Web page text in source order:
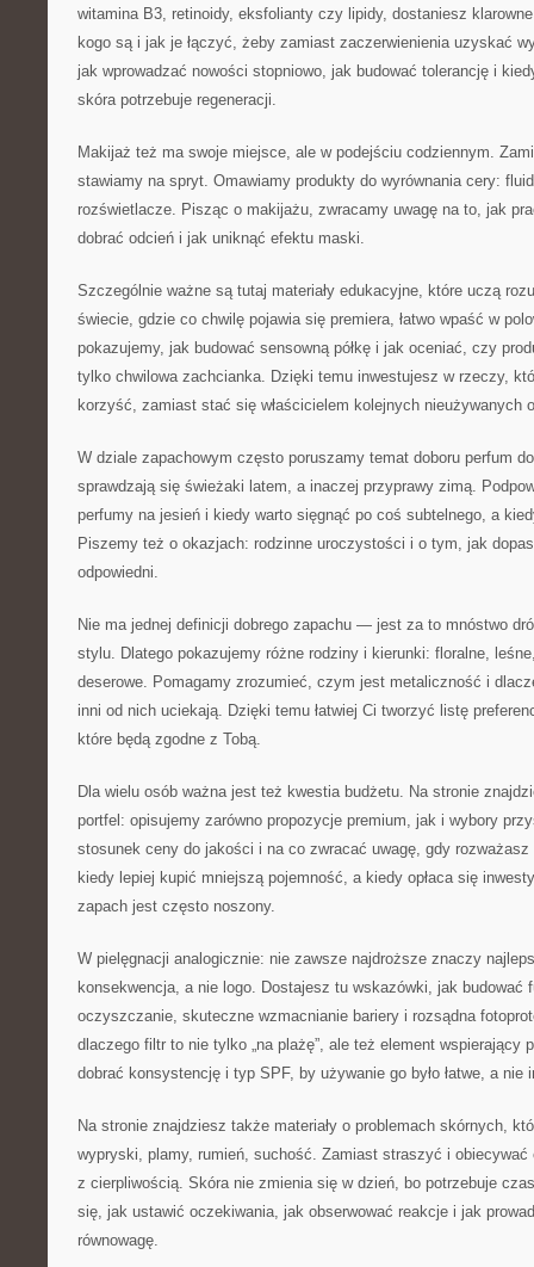
witamina B3, retinoidy, eksfolianty czy lipidy, dostaniesz
kogo są i jak je łączyć, żeby zamiast zaczerwienienia uzyskać
jak wprowadzać nowości stopniowo, jak budować tolerancję i
skóra potrzebuje regeneracji.
Makijaż też ma swoje miejsce, ale w podejściu codziennym.
stawiamy na spryt. Omawiamy produkty do wyrównania cery:
rozświetlacze. Pisząc o makijażu, zwracamy uwagę na to, jak
dobrać odcień i jak uniknąć efektu maski.
Szczególnie ważne są tutaj materiały edukacyjne, które uczą
świecie, gdzie co chwilę pojawia się premiera, łatwo wpaść w
pokazujemy, jak budować sensowną półkę i jak oceniać, czy
tylko chwilowa zachcianka. Dzięki temu inwestujesz w rzeczy,
korzyść, zamiast stać się właścicielem kolejnych nieużywanych
W dziale zapachowym często poruszamy temat doboru perfum
sprawdzają się świeżaki latem, a inaczej przyprawy zimą.
perfumy na jesień i kiedy warto sięgnąć po coś subtelnego, a
Piszemy też o okazjach: rodzinne uroczystości i o tym, jak
odpowiedni.
Nie ma jednej definicji dobrego zapachu — jest za to mnóstwo
stylu. Dlatego pokazujemy różne rodziny i kierunki: floralne,
deserowe. Pomagamy zrozumieć, czym jest metaliczność i
inni od nich uciekają. Dzięki temu łatwiej Ci tworzyć listę
które będą zgodne z Tobą.
Dla wielu osób ważna jest też kwestia budżetu. Na stronie
portfel: opisujemy zarówno propozycje premium, jak i wybory
stosunek ceny do jakości i na co zwracać uwagę, gdy rozważasz
kiedy lepiej kupić mniejszą pojemność, a kiedy opłaca się
zapach jest często noszony.
W pielęgnacji analogicznie: nie zawsze najdroższe znaczy
konsekwencja, a nie logo. Dostajesz tu wskazówki, jak budować
oczyszczanie, skuteczne wzmacnianie bariery i rozsądna
dlaczego filtr to nie tylko „na plażę”, ale też element wspierający
dobrać konsystencję i typ SPF, by używanie go było łatwe, a nie
Na stronie znajdziesz także materiały o problemach skórnych,
wypryski, plamy, rumień, suchość. Zamiast straszyć i obiecywać
z cierpliwością. Skóra nie zmienia się w dzień, bo potrzebuje
się, jak ustawić oczekiwania, jak obserwować reakcje i jak
równowagę.